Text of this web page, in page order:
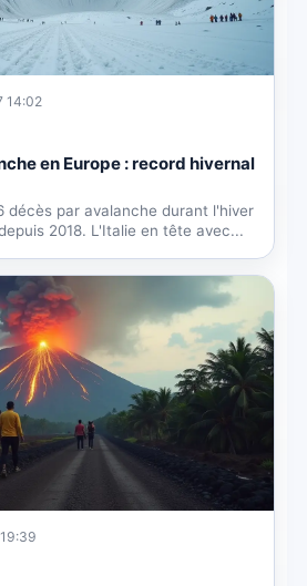
14:02
en Europe : record hivernal
décès par avalanche durant l'hiver
2018. L'Italie en tête avec...